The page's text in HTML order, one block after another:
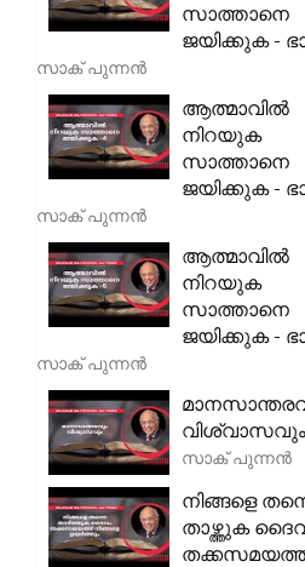
സാത്താനെ
ജയിക്കുക -
സാക് പുന്നൻ
ആത്മാവിൽ
നിറയുക
സാത്താനെ
ജയിക്കുക -
സാക് പുന്നൻ
ആത്മാവിൽ
നിറയുക
സാത്താനെ
ജയിക്കുക -
സാക് പുന്നൻ
വിശ്വാസവും
സാക് പുന്നൻ
നിങ്ങളെ
താഴ്ത്തുക